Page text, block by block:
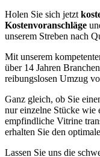
Holen Sie sich jetzt
Kostenvoranschläge
unserem Streben nach
Mit unserem
über 14 Jahren
reibungslosen Umzug
Ganz gleich, ob Sie
nur einzelne Stücke wie
empfindliche Vitrine
erhalten Sie den
Lassen Sie uns die